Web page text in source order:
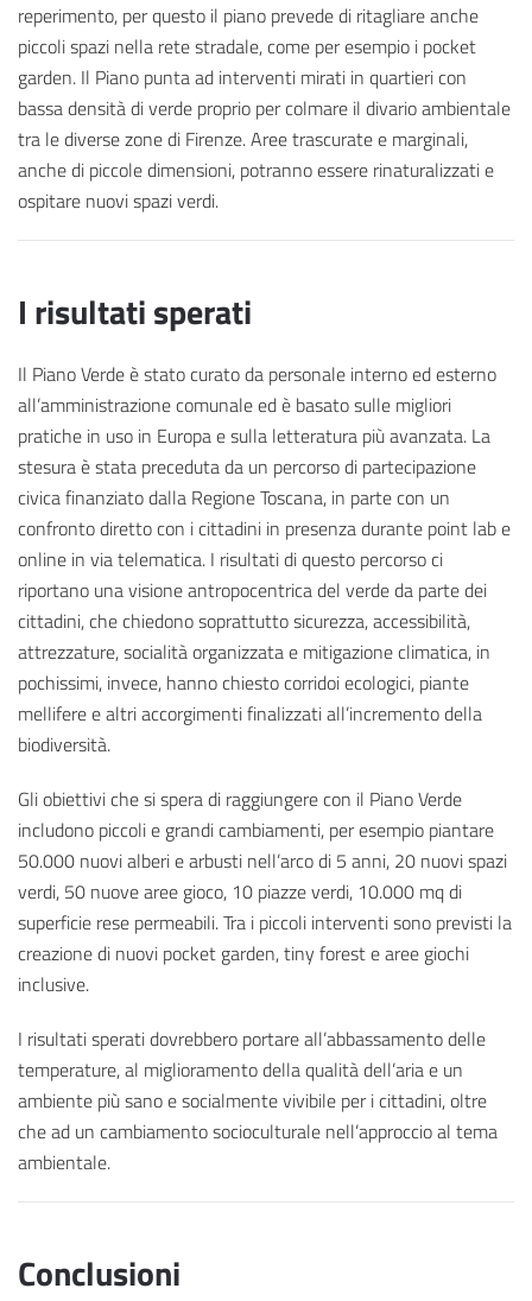
reperimento, per questo il piano prevede di ritagliare anche
piccoli spazi nella rete stradale, come per esempio i pocket
garden. Il Piano punta ad interventi mirati in quartieri con
bassa densità di verde proprio per colmare il divario ambientale
tra le diverse zone di Firenze. Aree trascurate e marginali,
anche di piccole dimensioni, potranno essere rinaturalizzati e
ospitare nuovi spazi verdi.
I risultati sperati
Il Piano Verde è stato curato da personale interno ed esterno
all’amministrazione comunale ed è basato sulle migliori
pratiche in uso in Europa e sulla letteratura più avanzata. La
stesura è stata preceduta da un percorso di partecipazione
civica finanziato dalla Regione Toscana, in parte con un
confronto diretto con i cittadini in presenza durante point lab e
online in via telematica. I risultati di questo percorso ci
riportano una visione antropocentrica del verde da parte dei
cittadini, che chiedono soprattutto sicurezza, accessibilità,
attrezzature, socialità organizzata e mitigazione climatica, in
pochissimi, invece, hanno chiesto corridoi ecologici, piante
mellifere e altri accorgimenti finalizzati all’incremento della
biodiversità.
Gli obiettivi che si spera di raggiungere con il Piano Verde
includono piccoli e grandi cambiamenti, per esempio piantare
50.000 nuovi alberi e arbusti nell’arco di 5 anni, 20 nuovi spazi
verdi, 50 nuove aree gioco, 10 piazze verdi, 10.000 mq di
superficie rese permeabili. Tra i piccoli interventi sono previsti la
creazione di nuovi pocket garden, tiny forest e aree giochi
inclusive.
I risultati sperati dovrebbero portare all’abbassamento delle
temperature, al miglioramento della qualità dell’aria e un
ambiente più sano e socialmente vivibile per i cittadini, oltre
che ad un cambiamento socioculturale nell’approccio al tema
ambientale.
Conclusioni